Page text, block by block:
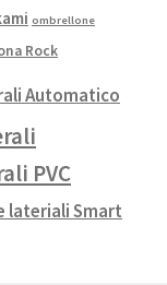
ombrellone
Rock
Automatico
PVC
lateriali Smart